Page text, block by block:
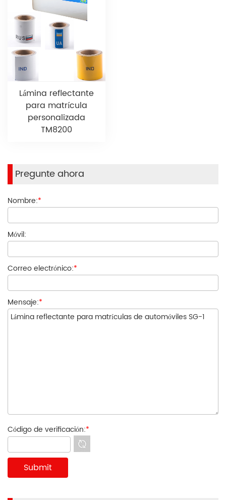
Lámina reflectante
para matrícula
personalizada
TM8200
Pregunte ahora
Nombre:*
Móvil:
Correo electrónico:*
Mensaje:*
Código de verificación:*